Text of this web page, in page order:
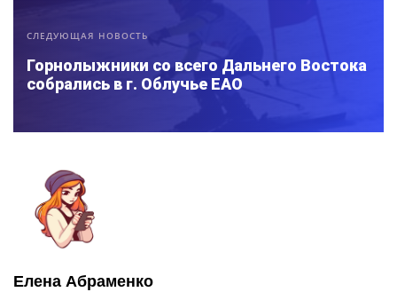
СЛЕДУЮЩАЯ НОВОСТЬ
Горнолыжники со всего Дальнего Востока
собрались в г. Облучье ЕАО
Елена Абраменко